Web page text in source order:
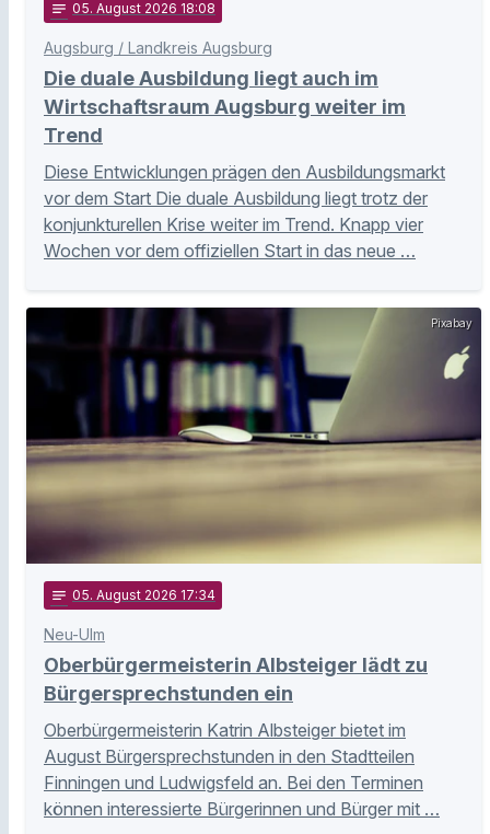
notes 05. August 2026 18:08
Augsburg / Landkreis Augsburg
Die duale Ausbildung liegt auch im
Wirtschaftsraum Augsburg weiter im
Trend
Diese Entwicklungen prägen den Ausbildungsmarkt
vor dem Start Die duale Ausbildung liegt trotz der
konjunkturellen Krise weiter im Trend. Knapp vier
Wochen vor dem offiziellen Start in das neue …
Pixabay
notes 05. August 2026 17:34
Neu-Ulm
Oberbürgermeisterin Albsteiger lädt zu
Bürgersprechstunden ein
Oberbürgermeisterin Katrin Albsteiger bietet im
August Bürgersprechstunden in den Stadtteilen
Finningen und Ludwigsfeld an. Bei den Terminen
können interessierte Bürgerinnen und Bürger mit …